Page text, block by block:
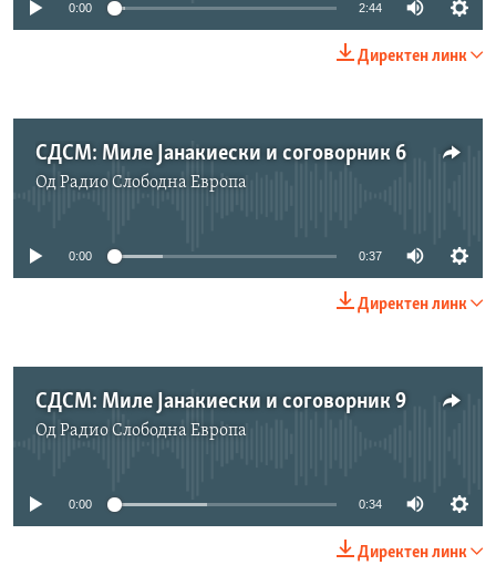
0:00 2:44
Директен линк
СДСМ: Миле Јанакиески и соговорник 6
ОдРадио Слободна Eвропа
No media source currently available
0:00 0:37
Директен линк
СДСМ: Миле Јанакиески и соговорник 9
ОдРадио Слободна Eвропа
No media source currently available
0:00 0:34
Директен линк